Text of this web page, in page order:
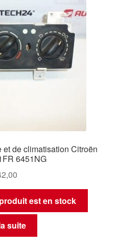
de climatisation Citroën
6451NG
est en stock
suite